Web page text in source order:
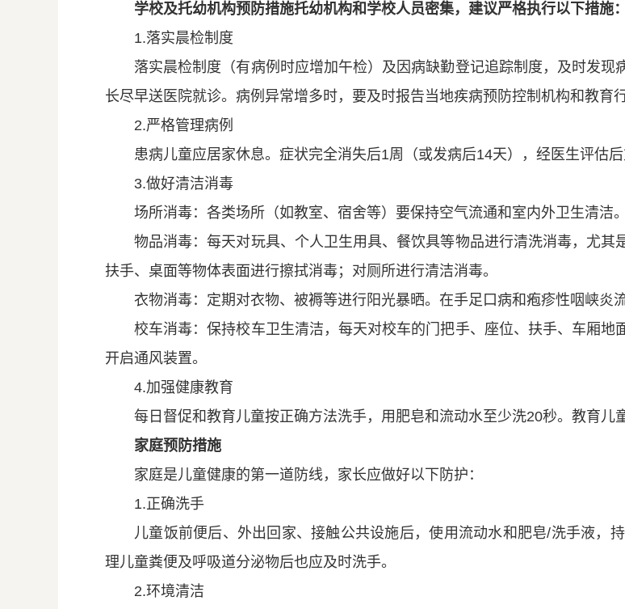
学校及托幼机构预防措施托幼机构和学校人员密集，建议严格执行以下措施：
1.落实晨检制度
落实晨检制度（有病例时应增加午检）及因病缺勤登记追踪制度，及时发
长尽早送医院就诊。病例异常增多时，要及时报告当地疾病预防控制机构和教育行
2.严格管理病例
患病儿童应居家休息。症状完全消失后1周（或发病后14天），经医生评估后
3.做好清洁消毒
场所消毒：各类场所（如教室、宿舍等）要保持空气流通和室内外卫生清洁。
物品消毒：每天对玩具、个人卫生用具、餐饮具等物品进行清洗消毒，尤
扶手、桌面等物体表面进行擦拭消毒；对厕所进行清洁消毒。
衣物消毒：定期对衣物、被褥等进行阳光暴晒。在手足口病和疱疹性咽峡炎
校车消毒：保持校车卫生清洁，每天对校车的门把手、座位、扶手、车厢
开启通风装置。
4.加强健康教育
每日督促和教育儿童按正确方法洗手，用肥皂和流动水至少洗20秒。教育儿
家庭预防措施
家庭是儿童健康的第一道防线，家长应做好以下防护：
1.正确洗手
儿童饭前便后、外出回家、接触公共设施后，使用流动水和肥皂/洗手液，
理儿童粪便及呼吸道分泌物后也应及时洗手。
2.环境清洁